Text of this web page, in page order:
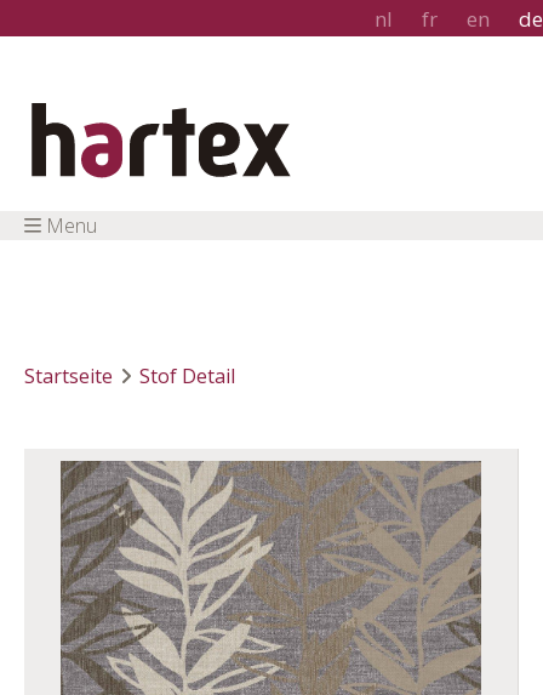
nl fr en de
Menu
Startseite Stof Detail